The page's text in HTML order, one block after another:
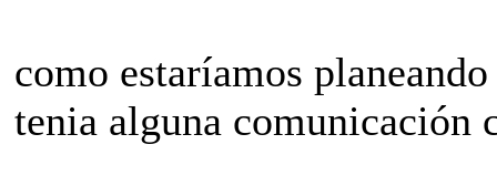
como estaríamos
tenia alguna comunicación